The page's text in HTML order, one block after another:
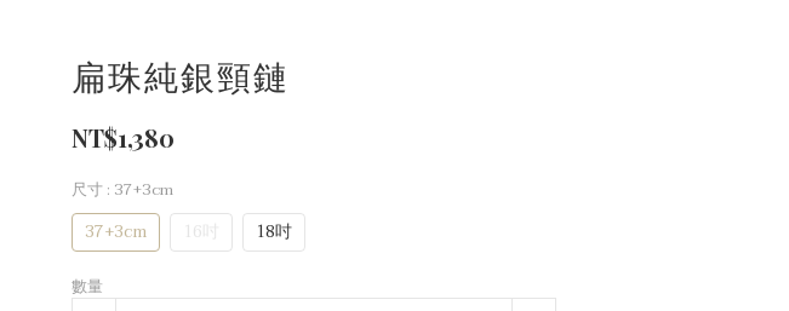
扁珠純銀頸鏈
NT$1,380
尺寸: 37+3cm
37+3cm 16吋 18吋
數量